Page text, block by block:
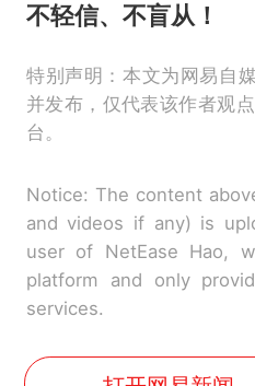
不轻信、不盲从！
特别声明：本文为网易自
并发布，仅代表该作者观
台。
Notice: The content
and videos if any) is
user of NetEase Hao,
platform and only
services.